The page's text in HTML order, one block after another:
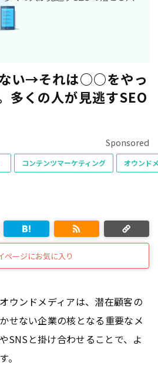
ない→それは○○をやっ
多くの人が見逃すSEO
Sponsored
コンテンツマーケティング オウンド
ページにお気に入り
ウンドメディアは、潜在顧客の
せない企業の核となる重要なメ
やSNSと掛け合わせることで、よ
。